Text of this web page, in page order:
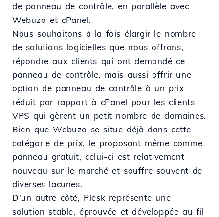
de panneau de contrôle, en parallèle avec
Webuzo et cPanel.
Nous souhaitons à la fois élargir le nombre
de solutions logicielles que nous offrons,
répondre aux clients qui ont demandé ce
panneau de contrôle, mais aussi offrir une
option de panneau de contrôle à un prix
réduit par rapport à cPanel pour les clients
VPS qui gèrent un petit nombre de domaines.
Bien que Webuzo se situe déjà dans cette
catégorie de prix, le proposant même comme
panneau gratuit, celui-ci est relativement
nouveau sur le marché et souffre souvent de
diverses lacunes.
D'un autre côté, Plesk représente une
solution stable, éprouvée et développée au fil